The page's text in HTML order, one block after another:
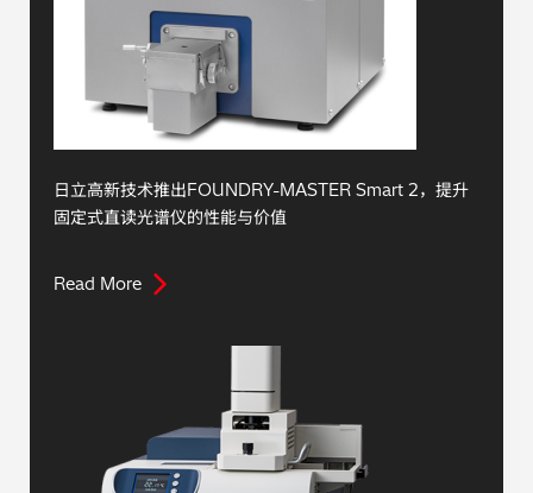
日立高新技术推出FOUNDRY-MASTER Smart 2，提升
固定式直读光谱仪的性能与价值
Read More